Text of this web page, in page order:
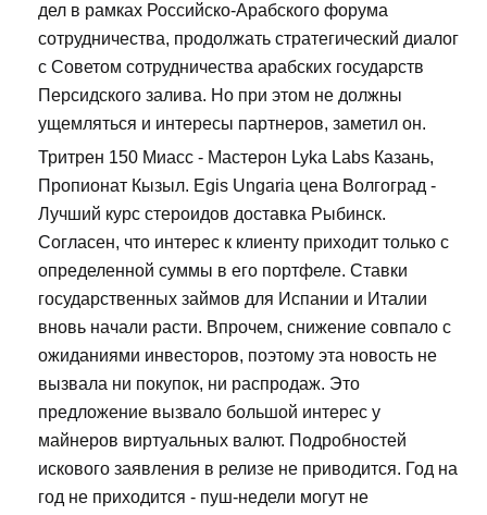
дел в рамках Российско-Арабского форума
сотрудничества, продолжать стратегический диалог
с Советом сотрудничества арабских государств
Персидского залива. Но при этом не должны
ущемляться и интересы партнеров, заметил он.
Тритрен 150 Миасс - Мастерон Lyka Labs Казань,
Пропионат Кызыл. Egis Ungaria цена Волгоград -
Лучший курс стероидов доставка Рыбинск.
Согласен, что интерес к клиенту приходит только с
определенной суммы в его портфеле. Ставки
государственных займов для Испании и Италии
вновь начали расти. Впрочем, снижение совпало с
ожиданиями инвесторов, поэтому эта новость не
вызвала ни покупок, ни распродаж. Это
предложение вызвало большой интерес у
майнеров виртуальных валют. Подробностей
искового заявления в релизе не приводится. Год на
год не приходится - пуш-недели могут не